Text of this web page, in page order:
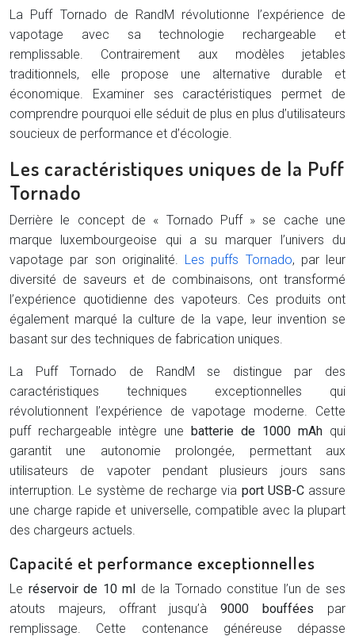
La Puff Tornado de RandM révolutionne l’expérience de
vapotage avec sa technologie rechargeable et
remplissable. Contrairement aux modèles jetables
traditionnels, elle propose une alternative durable et
économique. Examiner ses caractéristiques permet de
comprendre pourquoi elle séduit de plus en plus d’utilisateurs
soucieux de performance et d’écologie.
Les caractéristiques uniques de la Puff
Tornado
Derrière le concept de « Tornado Puff » se cache une
marque luxembourgeoise qui a su marquer l’univers du
vapotage par son originalité. Les puffs Tornado, par leur
diversité de saveurs et de combinaisons, ont transformé
l’expérience quotidienne des vapoteurs. Ces produits ont
également marqué la culture de la vape, leur invention se
basant sur des techniques de fabrication uniques.
La Puff Tornado de RandM se distingue par des
caractéristiques techniques exceptionnelles qui
révolutionnent l’expérience de vapotage moderne. Cette
puff rechargeable intègre une batterie de 1000 mAh qui
garantit une autonomie prolongée, permettant aux
utilisateurs de vapoter pendant plusieurs jours sans
interruption. Le système de recharge via port USB-Cassure
une charge rapide et universelle, compatible avec la plupart
des chargeurs actuels.
Capacité et performance exceptionnelles
Le réservoir de 10 ml de la Tornado constitue l’un de ses
atouts majeurs, offrant jusqu’à9000 bouffées par
remplissage. Cette contenance généreuse dépasse